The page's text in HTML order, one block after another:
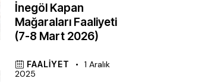
İnegöl Kapan
Mağaraları Faaliyeti
(7-8 Mart 2026)
FAALIYET
1 Aralık
2025